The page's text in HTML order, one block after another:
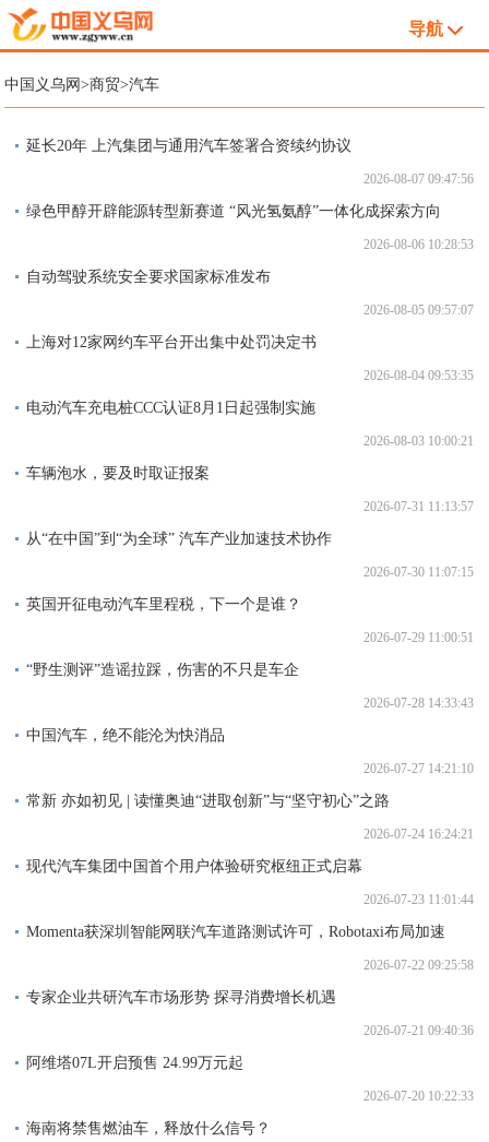
导航
中国义乌网>商贸>汽车
延长20年 上汽集团与通用汽车签署合资续约协议
2026-08-07 09:47:56
绿色甲醇开辟能源转型新赛道 “风光氢氨醇”一体化成探索方向
2026-08-06 10:28:53
自动驾驶系统安全要求国家标准发布
2026-08-05 09:57:07
上海对12家网约车平台开出集中处罚决定书
2026-08-04 09:53:35
电动汽车充电桩CCC认证8月1日起强制实施
2026-08-03 10:00:21
车辆泡水，要及时取证报案
2026-07-31 11:13:57
从“在中国”到“为全球” 汽车产业加速技术协作
2026-07-30 11:07:15
英国开征电动汽车里程税，下一个是谁？
2026-07-29 11:00:51
“野生测评”造谣拉踩，伤害的不只是车企
2026-07-28 14:33:43
中国汽车，绝不能沦为快消品
2026-07-27 14:21:10
常新 亦如初见 | 读懂奥迪“进取创新”与“坚守初心”之路
2026-07-24 16:24:21
现代汽车集团中国首个用户体验研究枢纽正式启幕
2026-07-23 11:01:44
Momenta获深圳智能网联汽车道路测试许可，Robotaxi布局加速
2026-07-22 09:25:58
专家企业共研汽车市场形势 探寻消费增长机遇
2026-07-21 09:40:36
阿维塔07L开启预售 24.99万元起
2026-07-20 10:22:33
海南将禁售燃油车，释放什么信号？